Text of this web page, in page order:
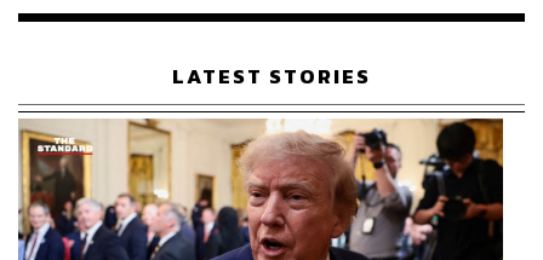
เรือนไทยที่ถูกซุกไว้
LATEST STORIES